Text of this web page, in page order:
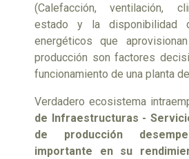
(Calefacción, ventilación,
estado y la disponibilidad
energéticos que
producción son factores
funcionamiento de una planta
Verdadero ecosistema
de Infraestructuras -
de producción
importante en su